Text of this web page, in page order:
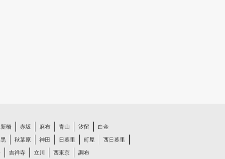
新橋 赤坂 麻布 青山 汐留 白金
秋葉原 神田 日暮里 町屋 西日暮里
吉祥寺 立川 西東京 調布